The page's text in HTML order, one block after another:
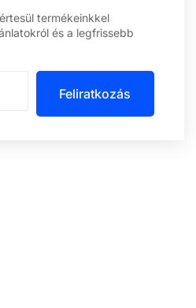
termékeinkkel
és a legfrissebb
Feliratkozás